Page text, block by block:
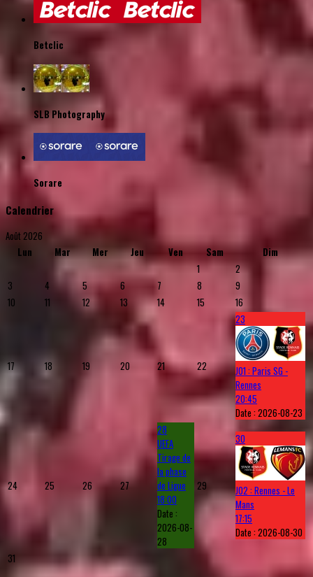
Betclic
SLB Photography
Sorare
Calendrier
Août 2026
Lun
Mar Mer Jeu Ven Sam
Dim
1
2
3
4 5 6 7 8
9
10
11 12 13 14 15 16
17 18 19 20 21 22
23
J01 : Paris SG -
Rennes
20:45
Date :2026-08-23
24 25 26 27
28
UEFA
Tirage de
la phase
de Ligue
18:00
Date :
2026-08-
28
29
30
J02 : Rennes - Le
Mans
17:15
Date :2026-08-30
31